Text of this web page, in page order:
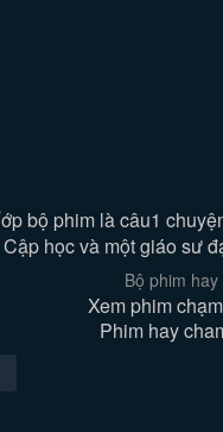
bộ phim là câu1
học và một giáo sư
Bộ phim
Xem phim
Phim hay